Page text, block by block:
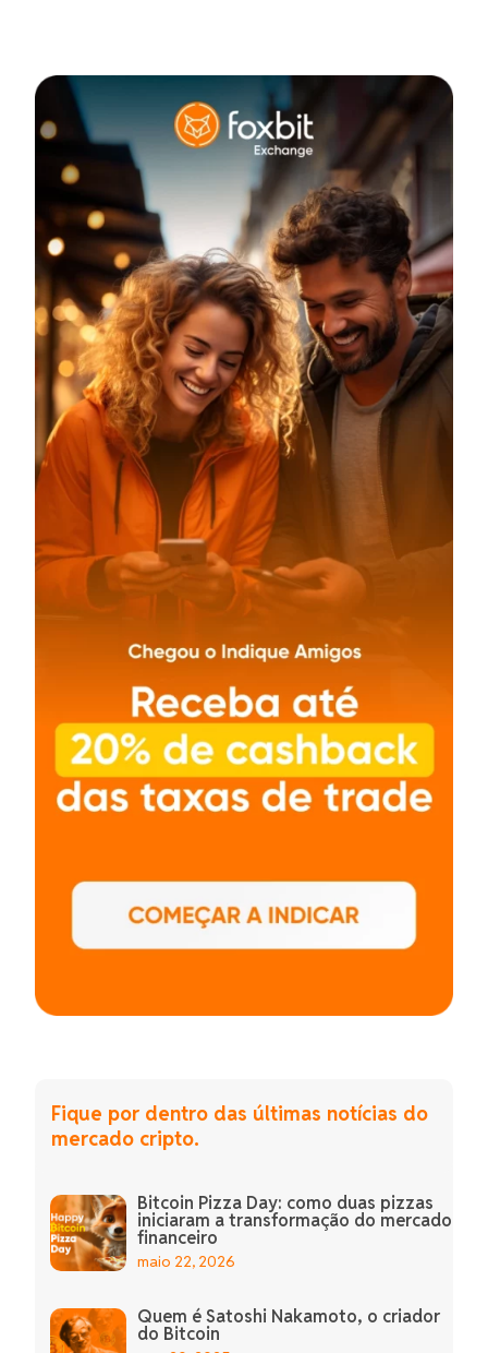
Fique por dentro das últimas notícias do
mercado cripto.
Bitcoin Pizza Day: como duas pizzas
iniciaram a transformação do mercado
financeiro
maio 22, 2026
Quem é Satoshi Nakamoto, o criador
do Bitcoin